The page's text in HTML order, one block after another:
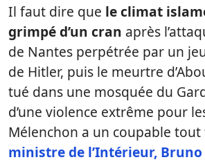
Il faut dire que le climat
grimpé d’un cran après
de Nantes perpétrée par un
de Hitler, puis le meurtre
tué dans une mosquée du
d’une violence extrême pour
Mélenchon a un coupable tout
ministre de l’Intérieur,